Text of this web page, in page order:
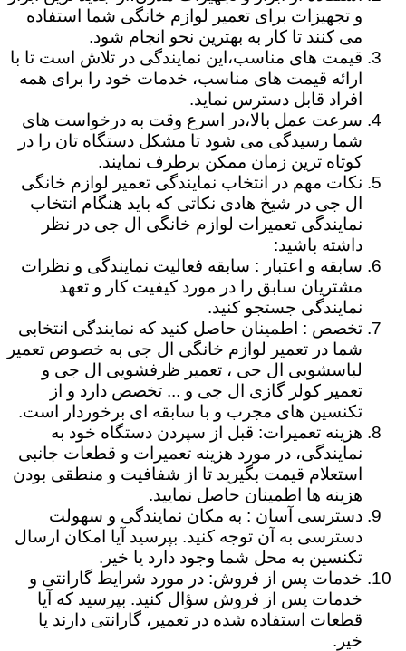
و تجهیزات برای تعمیر لوازم خانگی شما استفاده
می کنند تا کار به بهترین نحو انجام شود.
قیمت های مناسب،این نمایندگی در تلاش است تا با
ارائه قیمت های مناسب، خدمات خود را برای همه
افراد قابل دسترس نماید.
سرعت عمل بالا،در اسرع وقت به درخواست های
شما رسیدگی می شود تا مشکل دستگاه تان را در
کوتاه ترین زمان ممکن برطرف نمایند.
نکات مهم در انتخاب نمایندگی تعمیر لوازم خانگی
ال جی در شیخ هادی نکاتی که باید هنگام انتخاب
نمایندگی تعمیرات لوازم خانگی ال جی در نظر
داشته باشید:
سابقه و اعتبار : سابقه فعالیت نمایندگی و نظرات
مشتریان سابق را در مورد کیفیت کار و تعهد
نمایندگی جستجو کنید.
تخصص : اطمینان حاصل کنید که نمایندگی انتخابی
شما در تعمیر لوازم خانگی ال جی به خصوص تعمیر
لباسشویی ال جی ، تعمیر ظرفشویی ال جی و
تعمیر کولر گازی ال جی و ... تخصص دارد و از
تکنسین های مجرب و با سابقه ای برخوردار است.
هزینه تعمیرات: قبل از سپردن دستگاه خود به
نمایندگی، در مورد هزینه تعمیرات و قطعات جانبی
استعلام قیمت بگیرید تا از شفافیت و منطقی بودن
هزینه ها اطمینان حاصل نمایید.
دسترسی آسان : به مکان نمایندگی و سهولت
دسترسی به آن توجه کنید. بپرسید آیا امکان ارسال
تکنسین به محل شما وجود دارد یا خیر.
خدمات پس از فروش: در مورد شرایط گارانتی و
خدمات پس از فروش سؤال کنید. بپرسید که آیا
قطعات استفاده شده در تعمیر، گارانتی دارند یا
خیر.